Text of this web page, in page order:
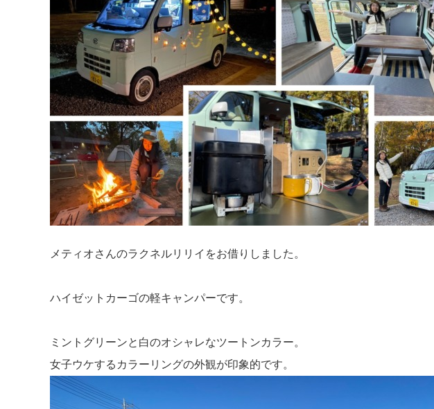
メティオさんのラクネルリリイをお借りしました。
ハイゼットカーゴの軽キャンパーです。
ミントグリーンと白のオシャレなツートンカラー。
女子ウケするカラーリングの外観が印象的です。